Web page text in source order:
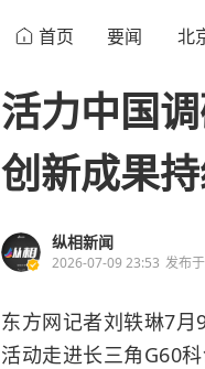
首页 要闻 北
活力中国
创新成果
纵相新闻
2026-07-09 23:53 发布于
东方网记者刘轶琳7月
活动走进长三角G60